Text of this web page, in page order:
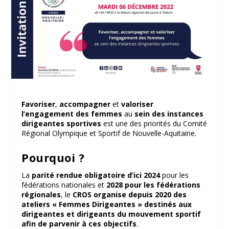
Favoriser, accompagner etvaloriser
l’engagement des femmes au sein des instances
dirigeantes sportives est une des priorités du Comité
Régional Olympique et Sportif de Nouvelle-Aquitaine.
Pourquoi ?
La parité rendue obligatoire d’ici 2024pour les
fédérations nationales et 2028 pour les fédérations
régionales, le CROS organise depuis 2020 des
ateliers « Femmes Dirigeantes » destinés aux
dirigeantes et dirigeants du mouvement sportif
afin de parvenir à ces objectifs.